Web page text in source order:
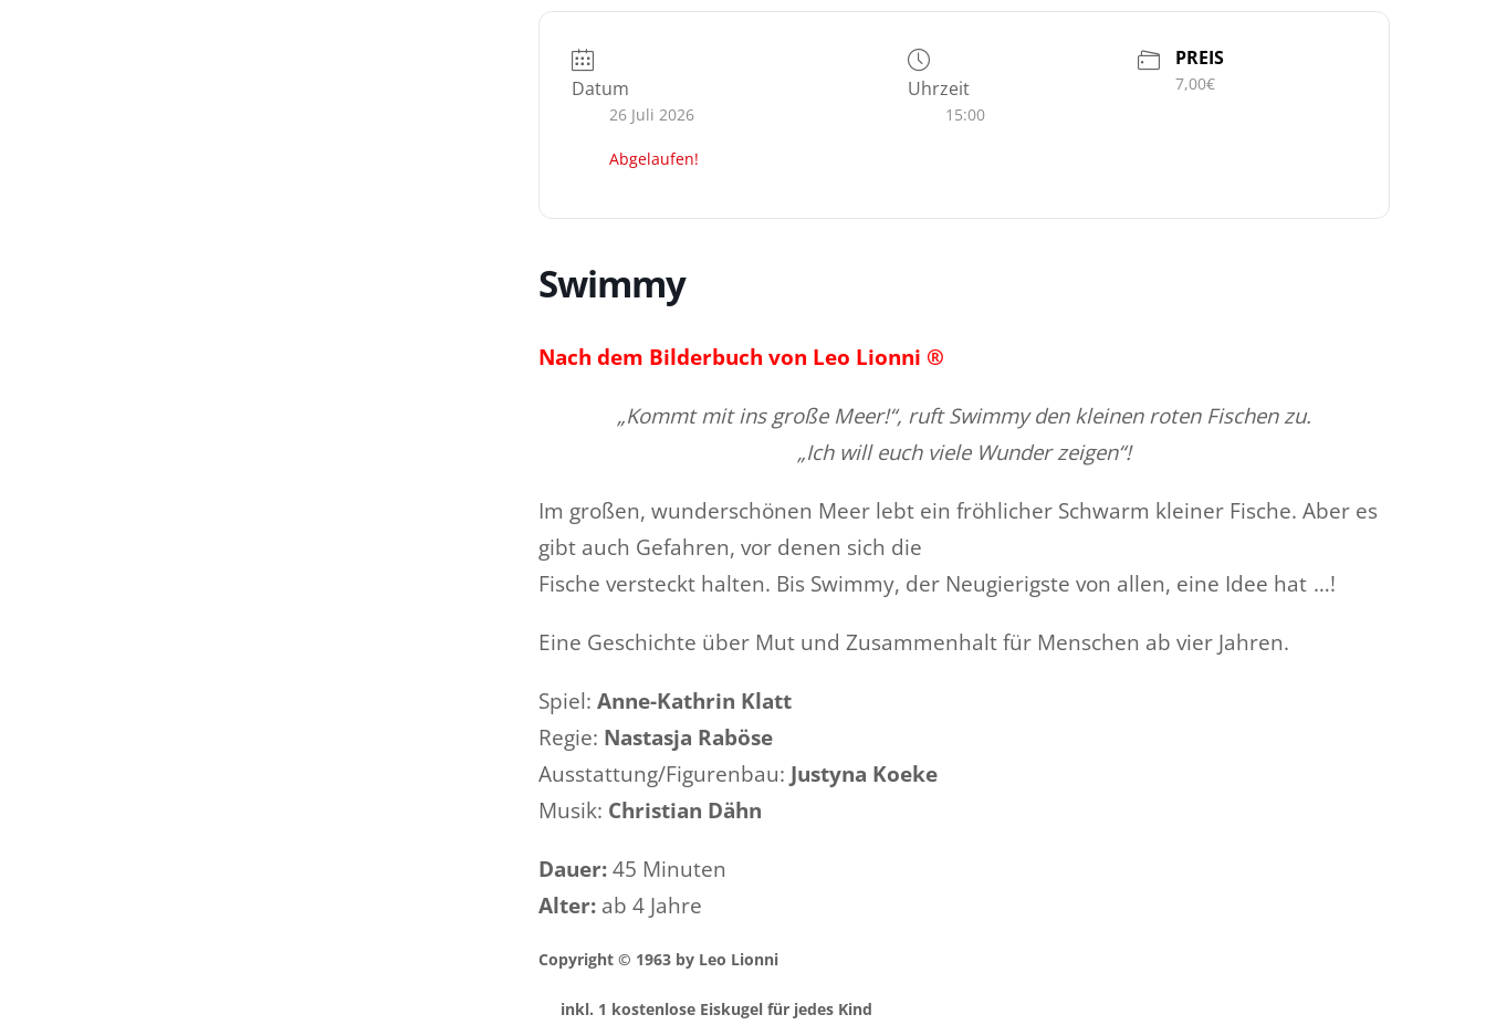
Datum
26 Juli 2026
Abgelaufen!
Uhrzeit
15:00
PREIS
7,00€
Swimmy
Nach dem Bilderbuch von Leo Lionni ®
„Kommt mit ins große Meer!“, ruft Swimmy den kleinen roten Fischen zu.
„Ich will euch viele Wunder zeigen“!
Im großen, wunderschönen Meer lebt ein fröhlicher Schwarm kleiner Fische. Aber es
gibt auch Gefahren, vor denen sich die
Fische versteckt halten. Bis Swimmy, der Neugierigste von allen, eine Idee hat …!
Eine Geschichte über Mut und Zusammenhalt für Menschen ab vier Jahren.
Spiel: Anne-Kathrin Klatt
Regie: Nastasja Raböse
Ausstattung/Figurenbau: Justyna Koeke
Musik: Christian Dähn
Dauer: 45 Minuten
Alter: ab 4 Jahre
Copyright © 1963 by Leo Lionni
inkl. 1 kostenlose Eiskugel für jedes Kind